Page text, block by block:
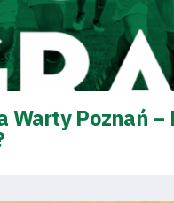
Warty Poznań –